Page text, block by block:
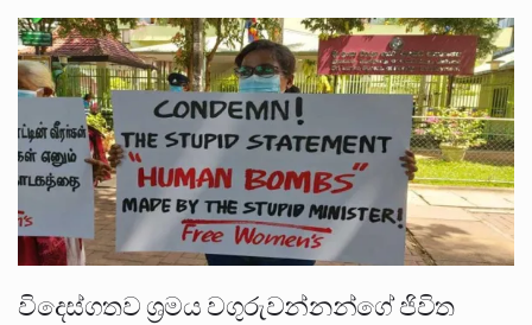
විදෙස්ගතව ශ්‍රමය වගුරුවන්නන්ගේ ජිවිත